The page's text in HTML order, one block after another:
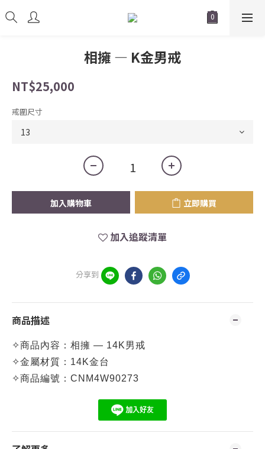
相擁 — K金男戒
NT$25,000
戒圍尺寸
加入購物車 立即購買
加入追蹤清單
分享到
商品描述
✧商品內容：相擁 — 14K男戒
✧金屬材質：14K金台
✧商品編號：C NM4W90273